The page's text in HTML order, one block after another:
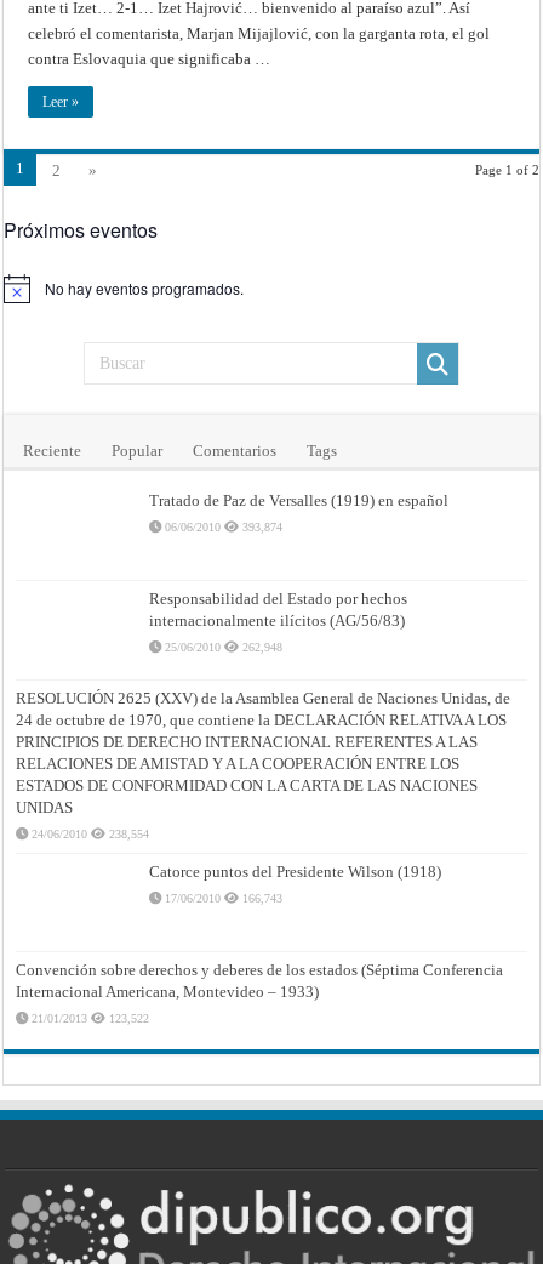
ante ti Izet… 2-1… Izet Hajrović… bienvenido al paraíso azul”. Así
celebró el comentarista, Marjan Mijajlović, con la garganta rota, el gol
contra Eslovaquia que significaba …
Leer »
Page 1 of 2
1 2 »
Próximos eventos
Aviso No hay eventos programados.
Reciente Popular Comentarios Tags
Tratado de Paz de Versalles (1919) en español
06/06/2010 393,874
Responsabilidad del Estado por hechos
internacionalmente ilícitos (AG/56/83)
25/06/2010 262,948
RESOLUCIÓN 2625 (XXV) de la Asamblea General de Naciones Unidas, de
24 de octubre de 1970, que contiene la DECLARACIÓN RELATIVA A LOS
PRINCIPIOS DE DERECHO INTERNACIONAL REFERENTES A LAS
RELACIONES DE AMISTAD Y A LA COOPERACIÓN ENTRE LOS
ESTADOS DE CONFORMIDAD CON LA CARTA DE LAS NACIONES
UNIDAS
24/06/2010 238,554
Catorce puntos del Presidente Wilson (1918)
17/06/2010 166,743
Convención sobre derechos y deberes de los estados (Séptima Conferencia
Internacional Americana, Montevideo – 1933)
21/01/2013 123,522